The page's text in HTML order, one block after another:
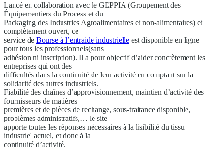
Lancé en collaboration avec le GEPPIA (Groupement des
Équipementiers du Process et du
Packaging des Industries Agroalimentaires et non-alimentaires) et
complètement ouvert, ce
service de Bourse à l’entraide industrielle est disponible en ligne
pour tous les professionnels(sans
adhésion ni inscription). Il a pour objectif d’aider concrètement les
entreprises qui ont des
difficultés dans la continuité de leur activité en comptant sur la
solidarité des autres industriels.
Fiabilité des chaînes d’approvisionnement, maintien d’activité des
fournisseurs de matières
premières et de pièces de rechange, sous-traitance disponible,
problèmes administratifs,… le site
apporte toutes les réponses nécessaires à la lisibilité du tissu
industriel actuel, et donc à la
continuité d’activité.